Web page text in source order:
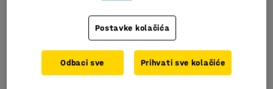
Postavke kolačića
Odbaci sve Prihvati sve kolačiće